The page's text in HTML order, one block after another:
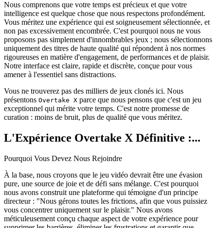
Nous comprenons que votre temps est précieux et que votre
intelligence est quelque chose que nous respectons profondément.
Vous méritez une expérience qui est soigneusement sélectionnée, et
non pas excessivement encombrée. C'est pourquoi nous ne vous
proposons pas simplement d'innombrables jeux ; nous sélectionnons
uniquement des titres de haute qualité qui répondent à nos normes
rigoureuses en matière d'engagement, de performances et de plaisir.
Notre interface est claire, rapide et discrète, conçue pour vous
amener à l'essentiel sans distractions.
Vous ne trouverez pas des milliers de jeux clonés ici. Nous
présentons Overtake X parce que nous pensons que c'est un jeu
exceptionnel qui mérite votre temps. C'est notre promesse de
curation : moins de bruit, plus de qualité que vous méritez.
L'Expérience Overtake X Définitive :...
Pourquoi Vous Devez Nous Rejoindre
À la base, nous croyons que le jeu vidéo devrait être une évasion
pure, une source de joie et de défi sans mélange. C'est pourquoi
nous avons construit une plateforme qui témoigne d'un principe
directeur : "Nous gérons toutes les frictions, afin que vous puissiez
vous concentrer uniquement sur le plaisir." Nous avons
méticuleusement conçu chaque aspect de votre expérience pour